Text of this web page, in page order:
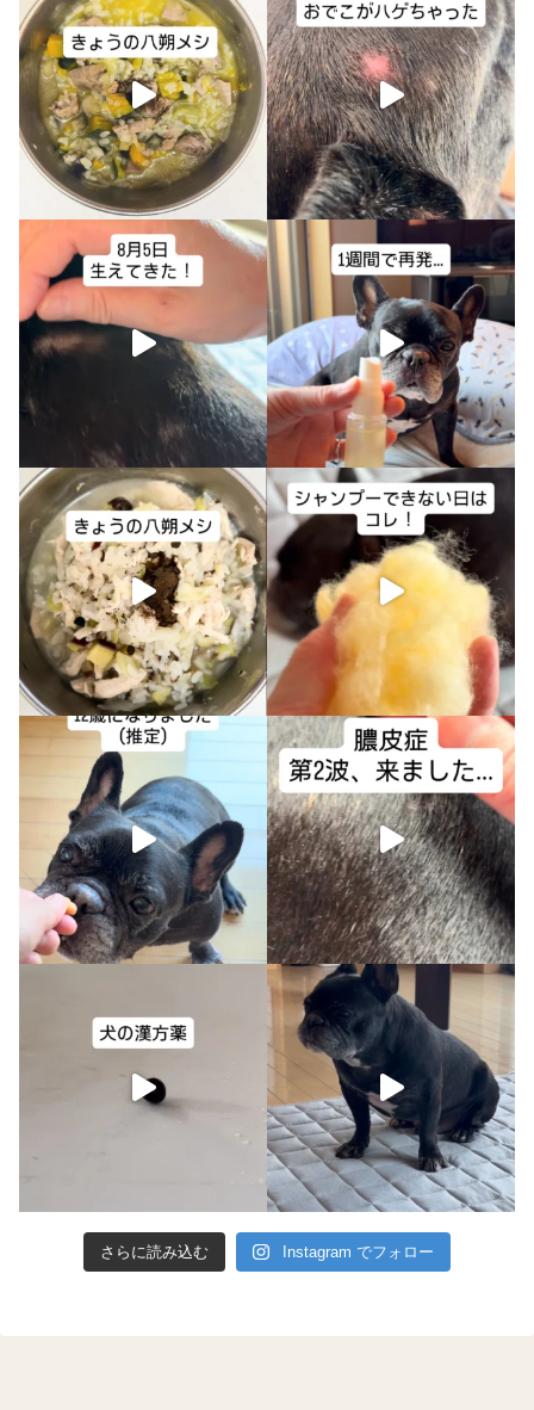
さらに読み込む Instagram でフォロー